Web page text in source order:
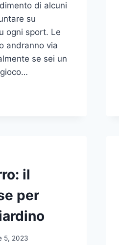
di alcuni
su
ogni sport. Le
andranno via
se sei un
il
per
5, 2023